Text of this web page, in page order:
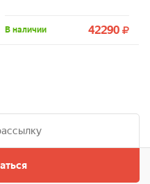
В наличии 42290